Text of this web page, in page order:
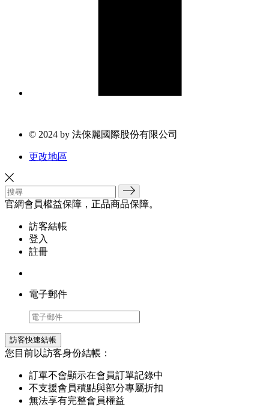
© 2024 by 法倈麗國際股份有限公司
更改地區
官網會員權益保障，正品商品保障。
訪客結帳
登入
註冊
電子郵件
訪客快速結帳
您目前以訪客身份結帳：
訂單不會顯示在會員訂單記錄中
不支援會員積點與部分專屬折扣
無法享有完整會員權益